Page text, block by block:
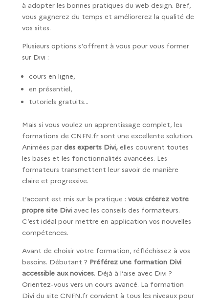
à adopter les bonnes pratiques du web design. Bref,
vous gagnerez du temps et améliorerez la qualité de
vos sites.
Plusieurs options s'offrent à vous pour vous former
sur Divi :
cours en ligne,
en présentiel,
tutoriels gratuits...
Mais si vous voulez un apprentissage complet, les
formations de CNFN.fr sont une excellente solution.
Animées par des experts Divi,elles couvrent toutes
les bases et les fonctionnalités avancées. Les
formateurs transmettent leur savoir de manière
claire et progressive.
L’accent est mis sur la pratique : vous créerez votre
propre site Diviavec les conseils des formateurs.
C’est idéal pour mettre en application vos nouvelles
compétences.
Avant de choisir votre formation, réfléchissez à vos
besoins. Débutant ? Préférez une formation Divi
accessible aux novices. Déjà à l’aise avec Divi ?
Orientez-vous vers un cours avancé. La formation
Divi du site CNFN.fr convient à tous les niveaux pour